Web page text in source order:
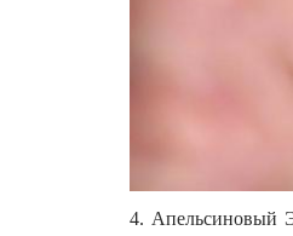
4. Апельсиновый